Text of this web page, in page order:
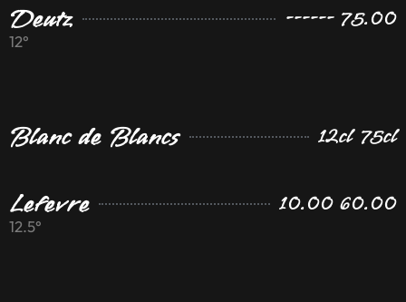
Deutz ------ 75.00
12°
Blanc de Blancs 12cl 75cl
Lefevre 10.00 60.00
12.5°